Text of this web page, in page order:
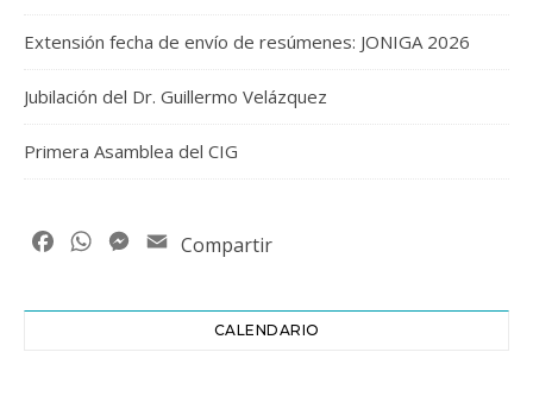
Extensión fecha de envío de resúmenes: JONIGA 2026
Jubilación del Dr. Guillermo Velázquez
Primera Asamblea del CIG
FacebookWhatsAppMessenger
Email
Compartir
CALENDARIO